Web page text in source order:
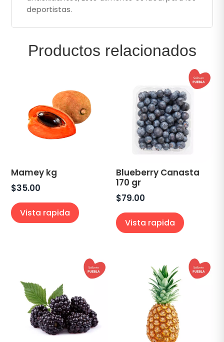
deportistas.
Productos relacionados
Mamey kg
$35.00
Vista rapida
Blueberry Canasta
170 gr
$79.00
Vista rapida